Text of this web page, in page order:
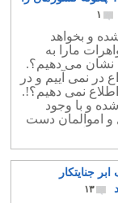
۱
و بخواهد
مارا به
می دهیم؟.
در نمی آییم و در
نمی دهیم؟!.
شده و با وجود
و اموالمان دست
نشان می
جنایتکار
۱۳